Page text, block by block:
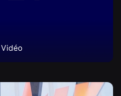
Vidéo